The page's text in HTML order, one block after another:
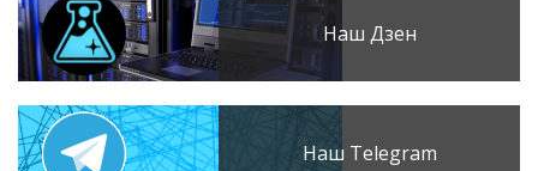
Наш Дзен
Наш Telegram